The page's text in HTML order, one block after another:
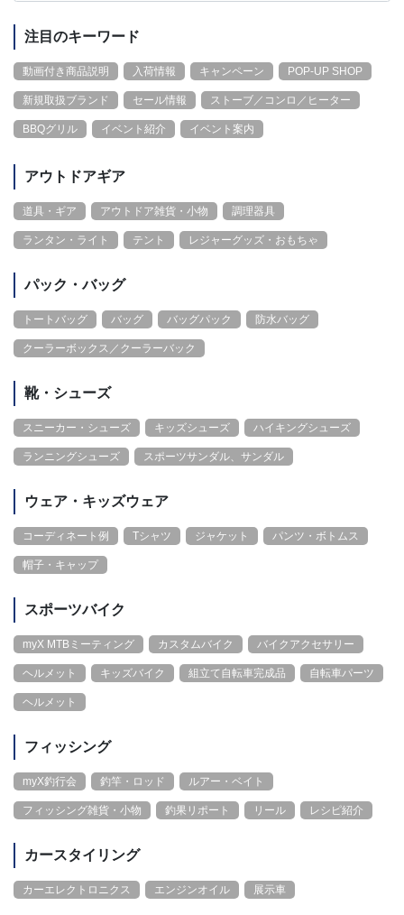
注目のキーワード
動画付き商品説明 入荷情報 キャンペーン POP-UP SHOP
新規取扱ブランド セール情報 ストーブ／コンロ／ヒーター
BBQグリル イベント紹介 イベント案内
アウトドアギア
道具・ギア アウトドア雑貨・小物 調理器具
ランタン・ライト テント レジャーグッズ・おもちゃ
パック・バッグ
トートバッグ バッグ バッグパック 防水バッグ
クーラーボックス／クーラーバック
靴・シューズ
スニーカー・シューズ キッズシューズ ハイキングシューズ
ランニングシューズ スポーツサンダル、サンダル
ウェア・キッズウェア
コーディネート例 Tシャツ ジャケット パンツ・ボトムス
帽子・キャップ
スポーツバイク
myX MTBミーティング カスタムバイク バイクアクセサリー
ヘルメット キッズバイク 組立て自転車完成品 自転車パーツ
ヘルメット
フィッシング
myX釣行会 釣竿・ロッド ルアー・ベイト
フィッシング雑貨・小物 釣果リポート リール レシピ紹介
カースタイリング
カーエレクトロニクス エンジンオイル 展示車